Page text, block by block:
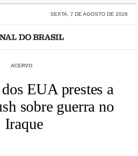
SEXTA, 7 DE AGOSTO DE 2026
ACERVO
EUA prestes a
sobre guerra no
Iraque